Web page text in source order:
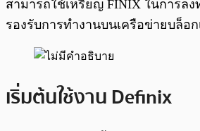
สามารถใช้เหรียญ FINIX ในการล
รองรับการทำงานบนเครือข่ายบล็อ
เริ่มต้นใช้งาน Definix